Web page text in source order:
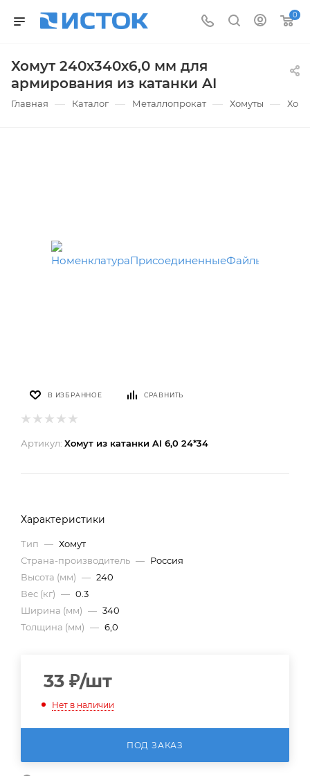
0
Хомут 240х340х6,0 мм для
армирования из катанки AI
Главная — Каталог — Металлопрокат — Хомуты —
В ИЗБРАННОЕ СРАВНИТЬ
Артикул: Хомут из катанки AI 6,0 24*34
Характеристики
Тип — Хомут
Страна-производитель — Россия
Высота (мм) — 240
Вес (кг) — 0.3
Ширина (мм) — 340
Толщина (мм) — 6,0
33 ₽/шт
Нет в наличии
ПОД ЗАКАЗ